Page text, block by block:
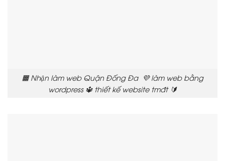
🟧 Nhận làm web Quận Đống Đa 💜 làm web bằng
wordpress 🔱 thiết kế website tmđt 🔰